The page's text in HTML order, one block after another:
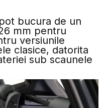
bucura de un
mm pentru
versiunile
clasice, datorita
sub scaunele